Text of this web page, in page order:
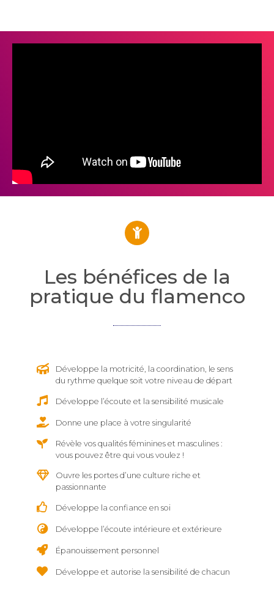
Les bénéfices de la
pratique du flamenco
Développe la motricité, la coordination, le sens
du rythme quelque soit votre niveau de départ
Développe l’écoute et la sensibilité musicale
Donne une place à votre singularité
Révèle vos qualités féminines et masculines :
vous pouvez être qui vous voulez !
Ouvre les portes d’une culture riche et
passionnante
Développe la confiance en soi
Développe l’écoute intérieure et extérieure
Épanouissement personnel
Développe et autorise la sensibilité de chacun